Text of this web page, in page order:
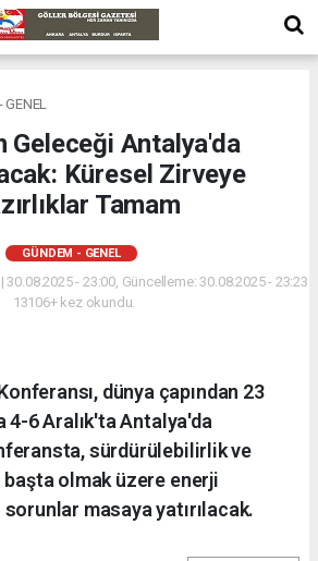
Geleceği Antalya'da
Küresel Zirveye
Tamam
GÜNDEM - GENEL
30.08.2025 - 23:00, Güncelleme: 30.08.2025 - 23:23
13106+ kez okundu.
dünya çapından 23
4-6 Aralık'ta Antalya'da
sürdürülebilirlik ve
olmak üzere enerji
masaya yatırılacak.